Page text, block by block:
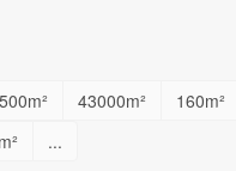
43000m²
160m²
...